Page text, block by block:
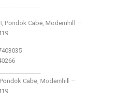
Pondok Cabe, Modernhill –
Cabe, Modernhill –